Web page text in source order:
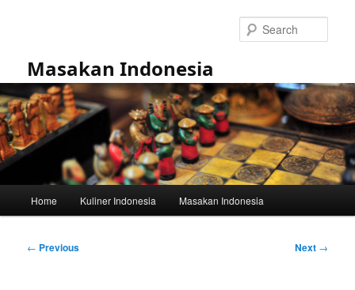
Masakan Indonesia
Home Kuliner Indonesia Masakan Indonesia
Post
← Previous Next →